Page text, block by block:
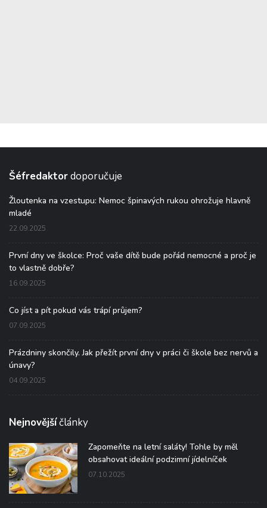
Šéfredaktordoporučuje
Žloutenka na vzestupu: Nemoc špinavých rukou ohrožuje hlavně
mladé
22.09.2025
První dny ve školce: Proč vaše dítě bude pořád nemocné a proč je
to vlastně dobře?
16.09.2025
Co jíst a pít pokud vás trápí průjem?
07.09.2025
Prázdniny skončily. Jak přežít první dny v práci či škole bez nervů a
únavy?
04.09.2025
Nejnovějšíčlánky
Zapomeňte na letní saláty! Tohle by měl
obsahovat ideální podzimní jídelníček
07.10.2025